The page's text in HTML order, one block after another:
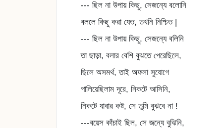
--- ছিল না উপায় কিছু, সেজন্যে বলোনি
বললে কিছু করা যেত, তখনি নিশ্চিত |
--- ছিল না উপায় কিছু, সেজন্যে বলিনি
তা ছাড়া, বলার বেশি বুঝতে পেরেছিলে,
ছিলে অসমর্থ, তাই অফলা সুযোগে
পালিয়েছিলাম দূরে, নিকটে আসিনি,
নিকটে যাবার কষ্ট, সে তুমি বুঝবে না !
---বয়েস কাঁচাই ছিল, সে জন্যে বুঝিনি,